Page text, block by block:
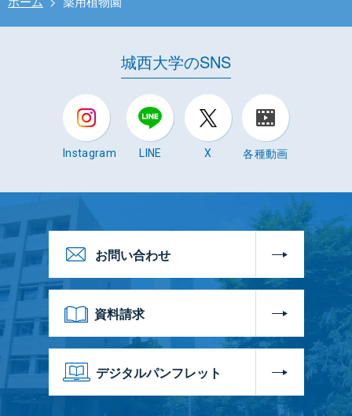
城西大学のSNS
Instagram LINE X 各種動画
お問い合わせ
資料請求
デジタルパンフレット